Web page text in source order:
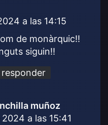
a las 14:15
de monàrquic!!
siguin!!
muñoz
i
a las 15:41